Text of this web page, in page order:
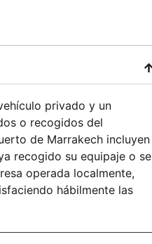
privado y un
o recogidos del
de Marrakech incluyen
recogido su equipaje o se
operada localmente,
hábilmente las